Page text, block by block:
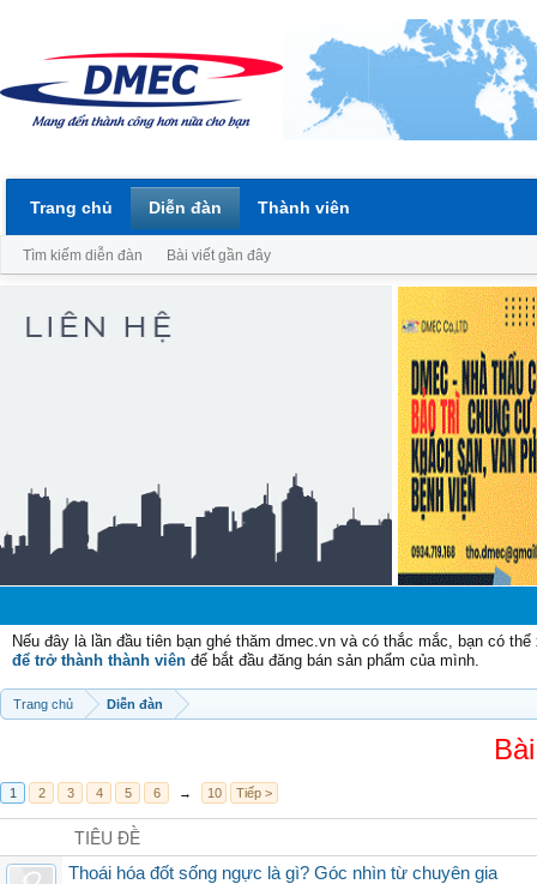
Nếu đây là lần đầu tiên bạn ghé thăm dmec.vn và có thắc mắc, bạn có
để trở thành thành viên để bắt đầu đăng bán sản phẩm của mình.
Trang chủ Diễn đàn
1 2 3 4 5 6 → 10 Tiếp >
TIÊU ĐỀ
Thoái hóa đốt sống ngực là gì? Góc nhìn từ chuyên gia
Trang chủ Diễn đàn
Tìm kiếm diễn đàn Bài viết gần đây
Thành viên